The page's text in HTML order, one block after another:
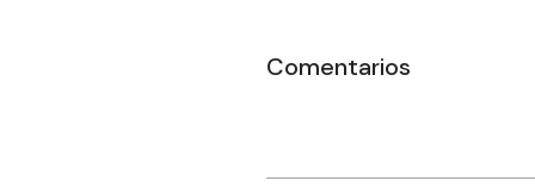
Comentarios